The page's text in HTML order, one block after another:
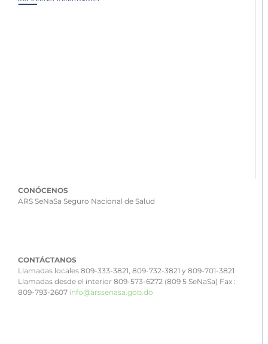
CONÓCENOS
ARS SeNaSa Seguro Nacional de Salud
CONTÁCTANOS
Llamadas locales 809-333-3821, 809-732-3821 y 809-701-3821
Llamadas desde el interior 809-573-6272 (809 5 SeNaSa) Fax :
809-793-2607 info@arssenasa.gob.do